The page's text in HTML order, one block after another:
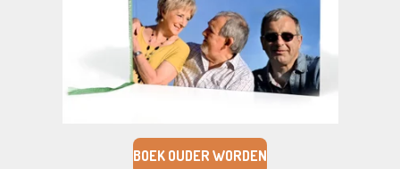
BOEK OUDER WORDEN